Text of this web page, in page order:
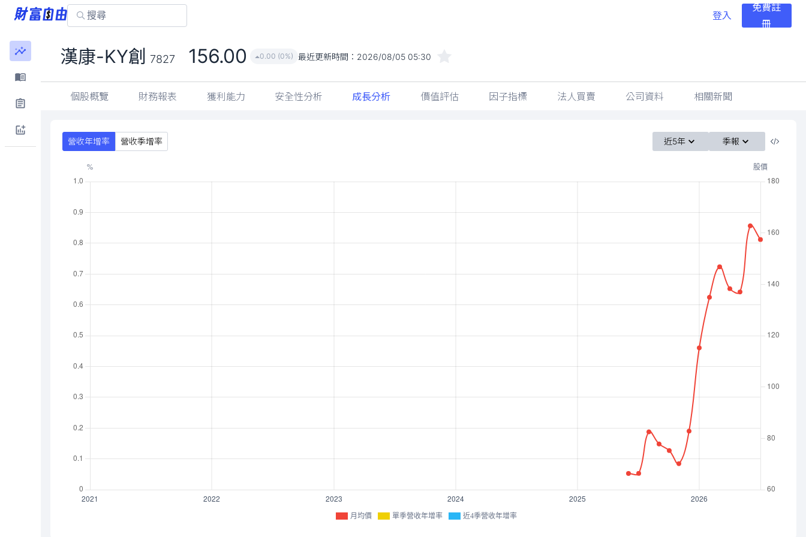
登入
免費註
冊
漢康-KY創 7827 156.00 0.00 (0%) 最近更新時間： 2026/08/05 05:30
個股概覽 財務報表 獲利能力 安全性分析 成長分析 價值評估 因子指標 法人買賣 公司資料 相關新聞
營收年增率 營收季增率 近5年 季報
月均價 單季營收年增率 近4季營收年增率